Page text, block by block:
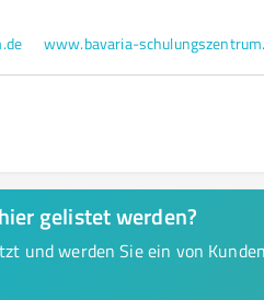
www.bavaria-
gelistet werden?
und werden Sie ein von